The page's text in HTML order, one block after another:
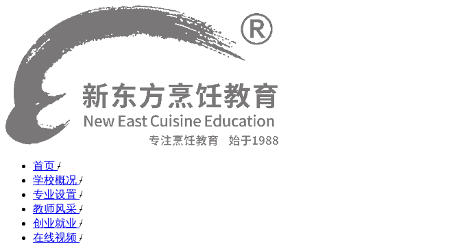
首页 /
学校概况 /
专业设置 /
教师风采 /
创业就业 /
在线视频 /